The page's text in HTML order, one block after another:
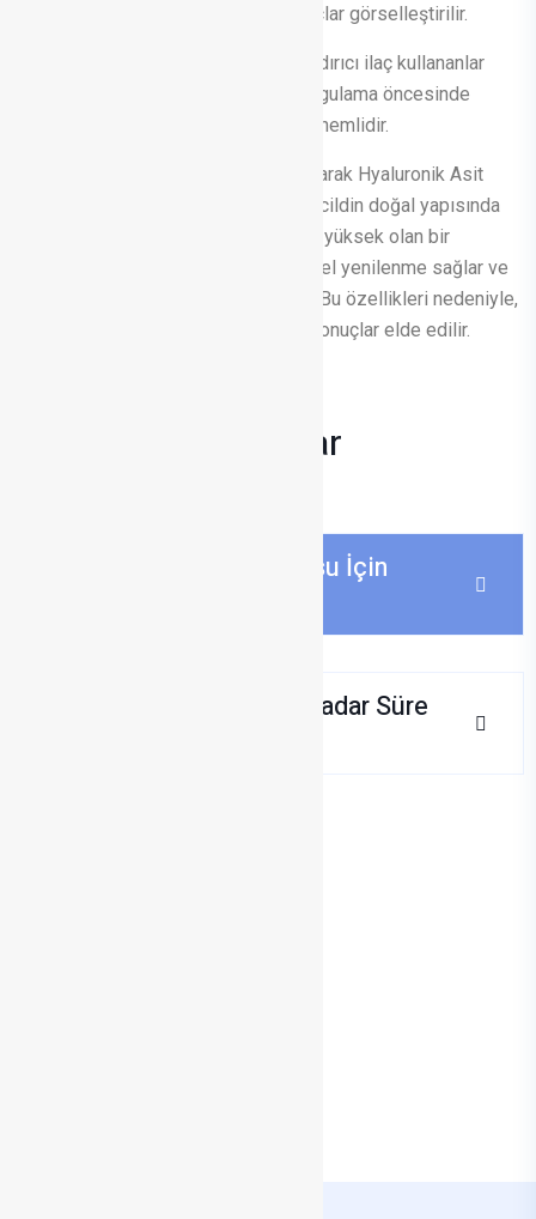
tedavi planı oluşturulur ve olası sonuçlar görselleştirilir.
Hamileler, emziren anneler, kan sulandırıcı ilaç kullananlar
veya cilt problemleri olan kişilerin, uygulama öncesinde
mutlaka doktorlarına bilgi vermeleri önemlidir.
Bu dolgu uygulamasında en yaygın olarak Hyaluronik Asit
(HA) ve türevleri kullanılır. Bu madde, cildin doğal yapısında
bulunan ve nem tutma kapasitesi çok yüksek olan bir
bileşiktir. HA, cildi nemlendirir, hücresel yenilenme sağlar ve
vücutta alerji riskini minimuma indirir. Bu özellikleri nedeniyle,
ciltte güvenle kullanılabilir ve doğal sonuçlar elde edilir.
Sıkça Sorulan Sorular
Kimler Çene Ucu Dolgusu İçin
Çene Ucu Dolgusu Ne Kadar Süre